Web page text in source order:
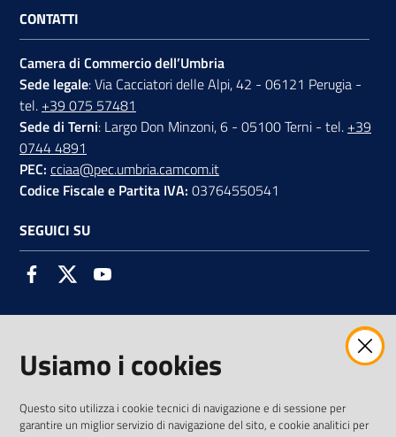
CONTATTI
Camera di Commercio dell’Umbria
Sede legale: Via Cacciatori delle Alpi, 42 - 06121 Perugia -
tel. +39 075 57481
Sede di Terni: Largo Don Minzoni, 6 - 05100 Terni - tel. +39
0744 4891
PEC: cciaa@pec.umbria.camcom.it
Codice Fiscale e Partita IVA: 03764550541
SEGUICI SU
FacebookTwitter
AMMINISTRAZIONE TRASPARENTE INTERCAM S.C.A.R.L.
Usiamo i cookies
Questo sito utilizza i cookie tecnici di navigazione e di sessione per
garantire un miglior servizio di navigazione del sito, e cookie analitici per